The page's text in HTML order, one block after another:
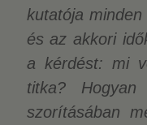
kutatója
és az akkori
a kérdést: mi
titka?
szorításában